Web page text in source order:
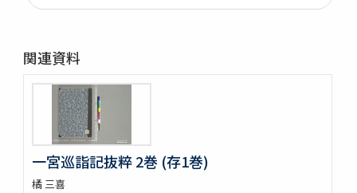
遍照發揮性靈集 10巻
天地萬物造化論
新刻増校切用正音郷談雜字大全 2巻 (存1巻)
黍稷稲粱辧
松の落葉 (存4巻)
節用集 2巻
字鏡集 20巻
愚管鈔 7巻
関連資料
一宮巡詣記抜粹 2巻 (存1巻)
橘 三喜